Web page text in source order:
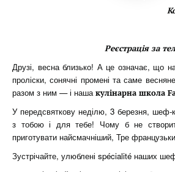
Реєстрація за
Друзі, весна близько! А це означає, що
проліски, сонячні промені та саме
разом з ним — і нашакулінарна школа
У передсвяткову неділю, 3 березня, шеф-
з тобою і для тебе! Чому б не
приготувати найсмачніший, Тре
Зустрічайте, улюблені spécialité наших